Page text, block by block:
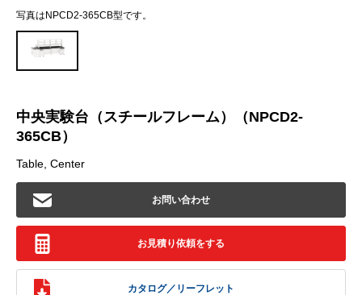
写真はNPCD2-365CB型です。
中央実験台（スチールフレーム）（NPCD2-
365CB）
Table, Center
お問い合わせ
お見積り依頼をする
カタログ／リーフレット